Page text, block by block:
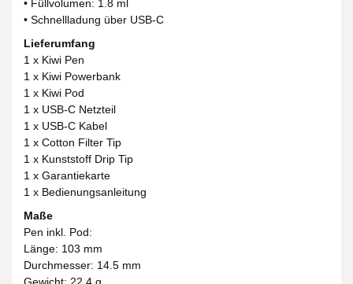
• Füllvolumen: 1.8 ml
• Schnellladung über USB-C
Lieferumfang
1 x Kiwi Pen
1 x Kiwi Powerbank
1 x Kiwi Pod
1 x USB-C Netzteil
1 x USB-C Kabel
1 x Cotton Filter Tip
1 x Kunststoff Drip Tip
1 x Garantiekarte
1 x Bedienungsanleitung
Maße
Pen inkl. Pod:
Länge: 103 mm
Durchmesser: 14.5 mm
Gewicht: 22.4 g